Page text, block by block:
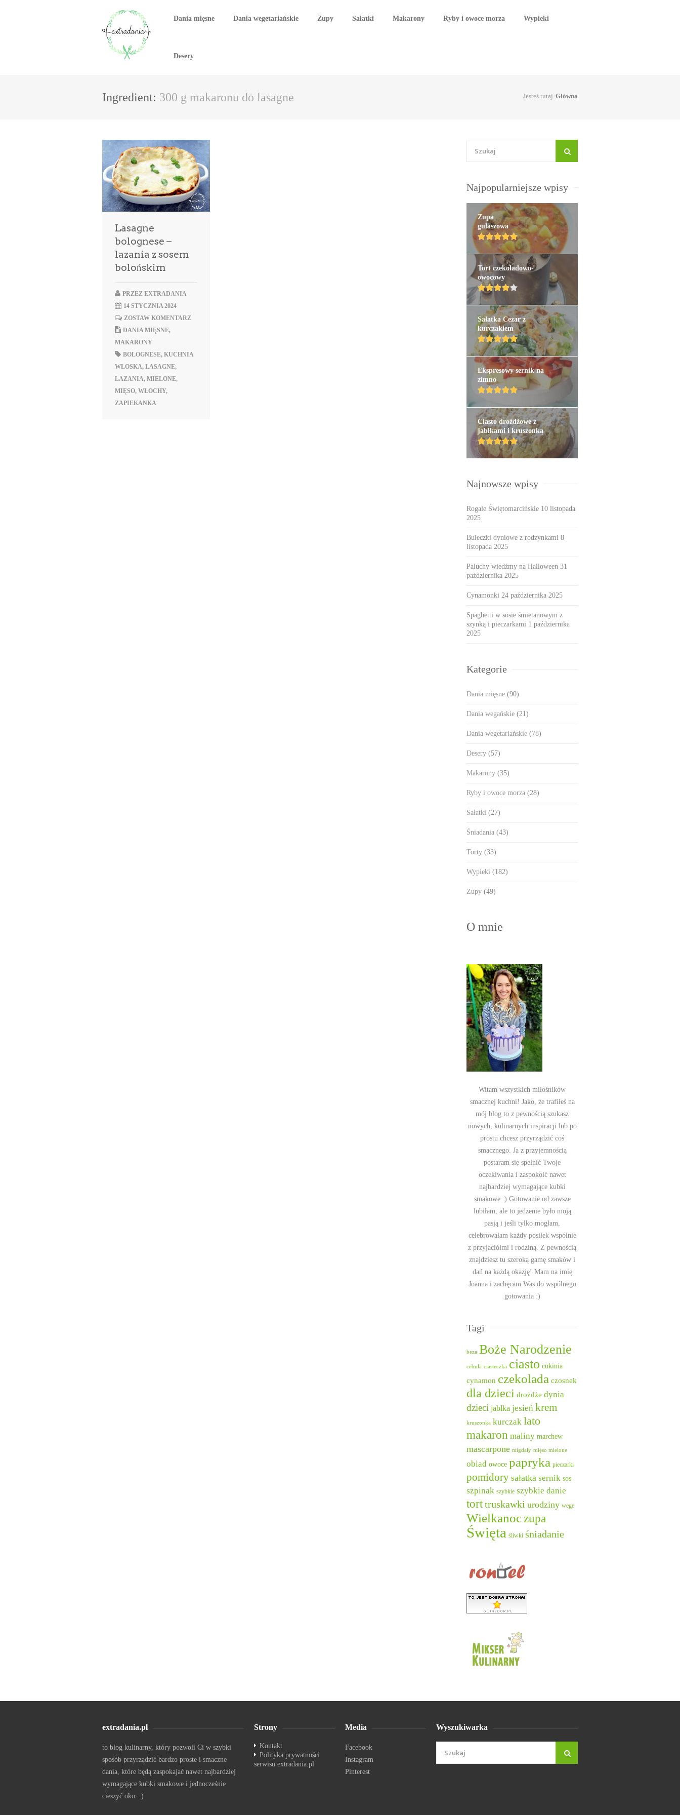
Dania mięsne Dania wegetariańskie Zupy Sałatki Makarony Ryby i owoce morza Wypieki
Desery
Ingredient: 300 g makaronu do lasagne Jesteś tutaj Główna
Lasagne
bolognese –
lazania z sosem
bolońskim
PRZEZ EXTRADANIA
14 STYCZNIA 2024
ZOSTAW KOMENTARZ
DANIA MIĘSNE,
MAKARONY
BOLOGNESE, KUCHNIA
WŁOSKA, LASAGNE,
LAZANIA, MIELONE,
MIĘSO, WŁOCHY,
ZAPIEKANKA
Najpopularniejsze wpisy
Zupa
gulaszowa
Tort czekoladowo-
owocowy
Sałatka Cezar z
kurczakiem
Ekspresowy sernik na
zimno
Ciasto drożdżowe z
jabłkami i kruszonką
Najnowsze wpisy
Rogale Świętomarcińskie 10 listopada
2025
Bułeczki dyniowe z rodzynkami 8
listopada 2025
Paluchy wiedźmy na Halloween 31
października 2025
Cynamonki 24 października 2025
Spaghetti w sosie śmietanowym z
szynką i pieczarkami 1 października
2025
Kategorie
Dania mięsne (90)
Dania wegańskie (21)
Dania wegetariańskie (78)
Desery (57)
Makarony (35)
Ryby i owoce morza (28)
Sałatki (27)
Śniadania (43)
Torty (33)
Wypieki (182)
Zupy (49)
O mnie
Witam wszystkich miłośników
smacznej kuchni! Jako, że trafiłeś na
mój blog to z pewnością szukasz
nowych, kulinarnych inspiracji lub po
prostu chcesz przyrządzić coś
smacznego. Ja z przyjemnością
postaram się spełnić Twoje
oczekiwania i zaspokoić nawet
najbardziej wymagające kubki
smakowe :) Gotowanie od zawsze
lubiłam, ale to jedzenie było moją
pasją i jeśli tylko mogłam,
celebrowałam każdy posiłek wspólnie
z przyjaciółmi i rodziną. Z pewnością
znajdziesz tu szeroką gamę smaków i
dań na każdą okazję! Mam na imię
Joanna i zachęcam Was do wspólnego
gotowania :)
Tagi
beza Boże Narodzenie
cebula ciasteczka ciasto cukinia
cynamon czekolada czosnek
dla dzieci drożdże dynia
dzieci jabłka jesień krem
kruszonka kurczak lato
makaron maliny marchew
mascarpone migdały mięso mielone
obiad owoce papryka pieczarki
pomidory sałatka sernik sos
szpinak szybkie szybkie danie
torttruskawki urodziny wege
Wielkanoczupa
Święta śliwki śniadanie
extradania.pl
to blog kulinarny, który pozwoli Ci w szybki
sposób przyrządzić bardzo proste i smaczne
dania, które będą zaspokajać nawet najbardziej
wymagające kubki smakowe i jednocześnie
cieszyć oko. :)
Strony
Kontakt
Polityka prywatności
serwisu extradania.pl
Media
Facebook
Instagram
Pinterest
Wyszukiwarka